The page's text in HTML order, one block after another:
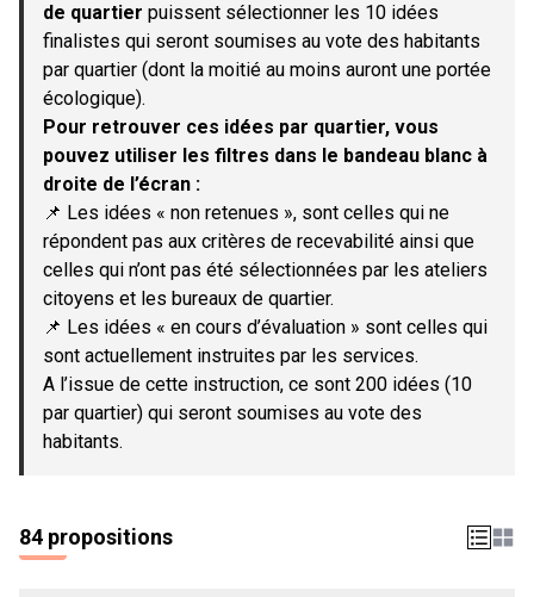
de quartier puissent sélectionner les 10 idées
finalistes qui seront soumises au vote des habitants
par quartier (dont la moitié au moins auront une portée
écologique).
Pour retrouver ces idées par quartier, vous
pouvez utiliser les filtres dans le bandeau blanc à
droite de l’écran :
📌 Les idées « non retenues », sont celles qui ne
répondent pas aux critères de recevabilité ainsi que
celles qui n’ont pas été sélectionnées par les ateliers
citoyens et les bureaux de quartier.
📌 Les idées « en cours d’évaluation » sont celles qui
sont actuellement instruites par les services.
A l’issue de cette instruction, ce sont 200 idées (10
par quartier) qui seront soumises au vote des
habitants.
84 propositions